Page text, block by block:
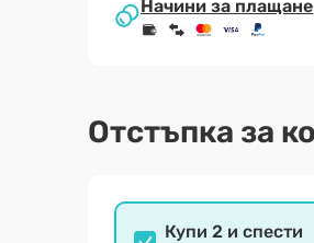
Начини за плащане
Отстъпка за
Купи 2 и спести